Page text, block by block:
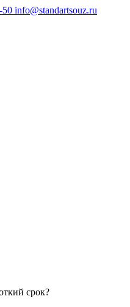
50 info@standartsouz.ru
срок?